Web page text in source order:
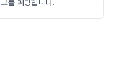
고를 예방합니다.